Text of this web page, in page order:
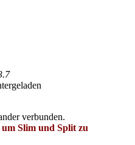
verbunden.
Slim und Split zu